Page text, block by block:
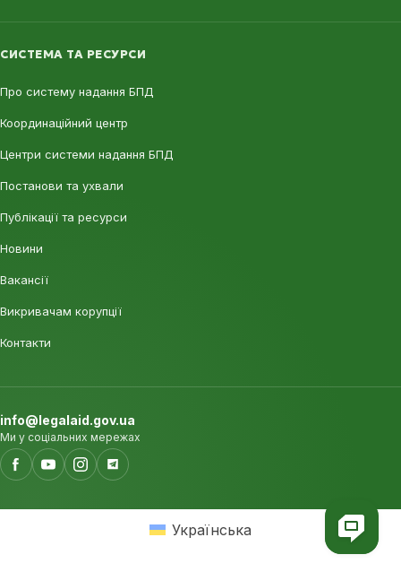
СИСТЕМА ТА РЕСУРСИ
Про систему надання БПД
Координаційний центр
Центри системи надання БПД
Постанови та ухвали
Публікації та ресурси
Новини
Вакансії
Викривачам корупції
Контакти
info@legalaid.gov.ua
Ми у соціальних мережах
Українська